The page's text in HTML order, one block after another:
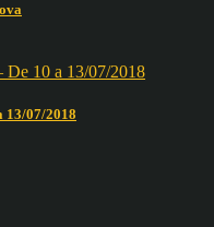
13/07/2018